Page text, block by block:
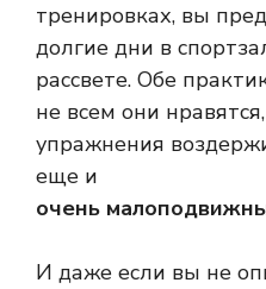
тренировках, вы
долгие дни в
рассвете. Обе
не всем они
упражнения
еще и
очень
И даже если вы не